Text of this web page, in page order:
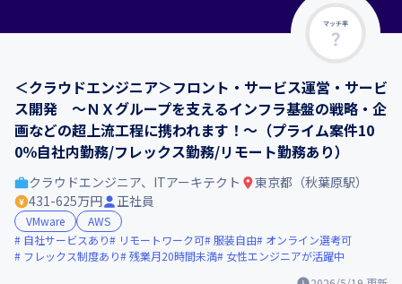
マッチ率
＜クラウドエンジニア＞フロント・サービス運営・サービ
ス開発 ～ＮＸグループを支えるインフラ基盤の戦略・企
画などの超上流工程に携われます！～（プライム案件10
0％自社内勤務/フレックス勤務/リモート勤務あり）
クラウドエンジニア、ITアーキテクト
東京都（秋葉原駅）
431-625万円
正社員
VMware
AWS
自社サービスあり
リモートワーク可 服装自由
オンライン選考可
フレックス制度あり
残業月20時間未満 女性エンジニアが活躍中